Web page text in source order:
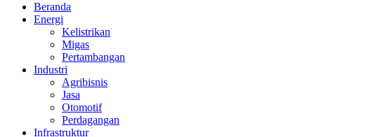
Beranda
Energi
Kelistrikan
Migas
Pertambangan
Industri
Agribisnis
Jasa
Otomotif
Perdagangan
Infrastruktur